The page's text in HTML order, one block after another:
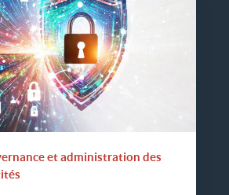
et administration des